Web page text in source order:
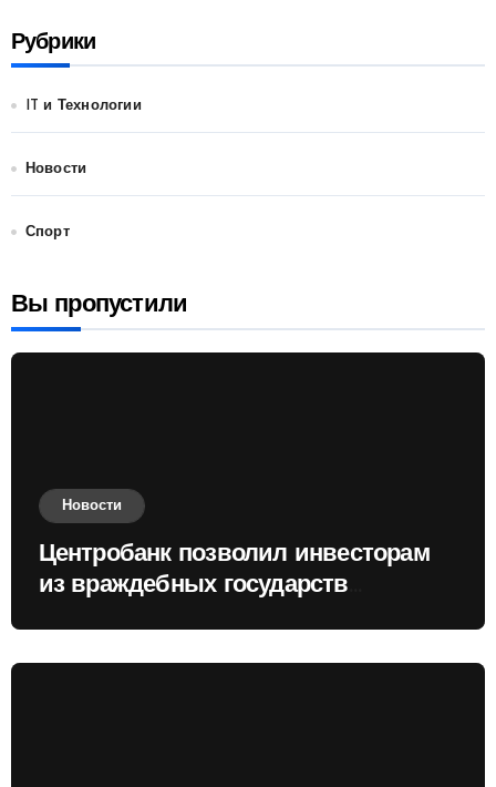
Рубрики
IT и Технологии
Новости
Спорт
Вы пропустили
Новости
Центробанк позволил инвесторам
из враждебных государств